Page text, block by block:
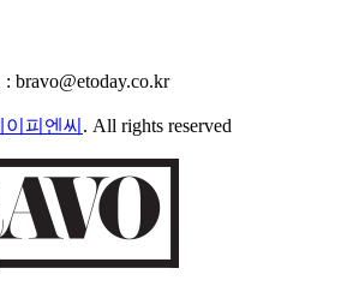
bravo@etoday.co.kr
피엔씨 . All rights reserved